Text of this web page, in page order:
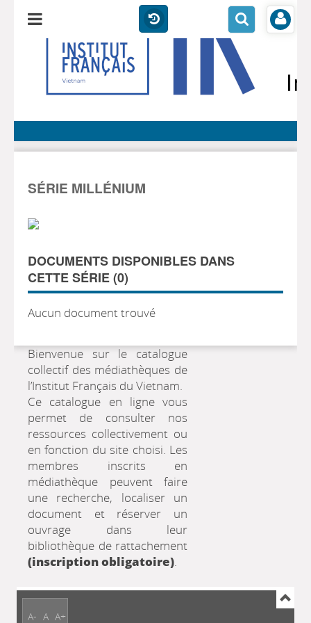
SÉRIE MILLÉNIUM
DOCUMENTS DISPONIBLES DANS
CETTE SÉRIE (0)
Aucun document trouvé
Bienvenue sur le catalogue
collectif des médiathèques de
l’Institut Français du Vietnam.
Ce catalogue en ligne vous
permet de consulter nos
ressources collectivement ou
en fonction du site choisi. Les
membres inscrits en
médiathèque peuvent faire
une recherche, localiser un
document et réserver un
ouvrage dans leur
bibliothèque de rattachement
(inscription obligatoire).
A- A A+